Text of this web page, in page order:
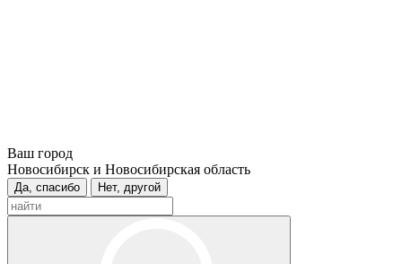
Ваш город
Новосибирск и Новосибирская область
Да, спасибо Нет, другой